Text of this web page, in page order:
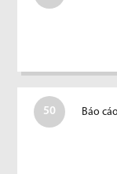
50 Báo